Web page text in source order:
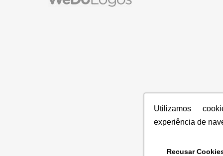
Utilizamos
experiência de
Recusar